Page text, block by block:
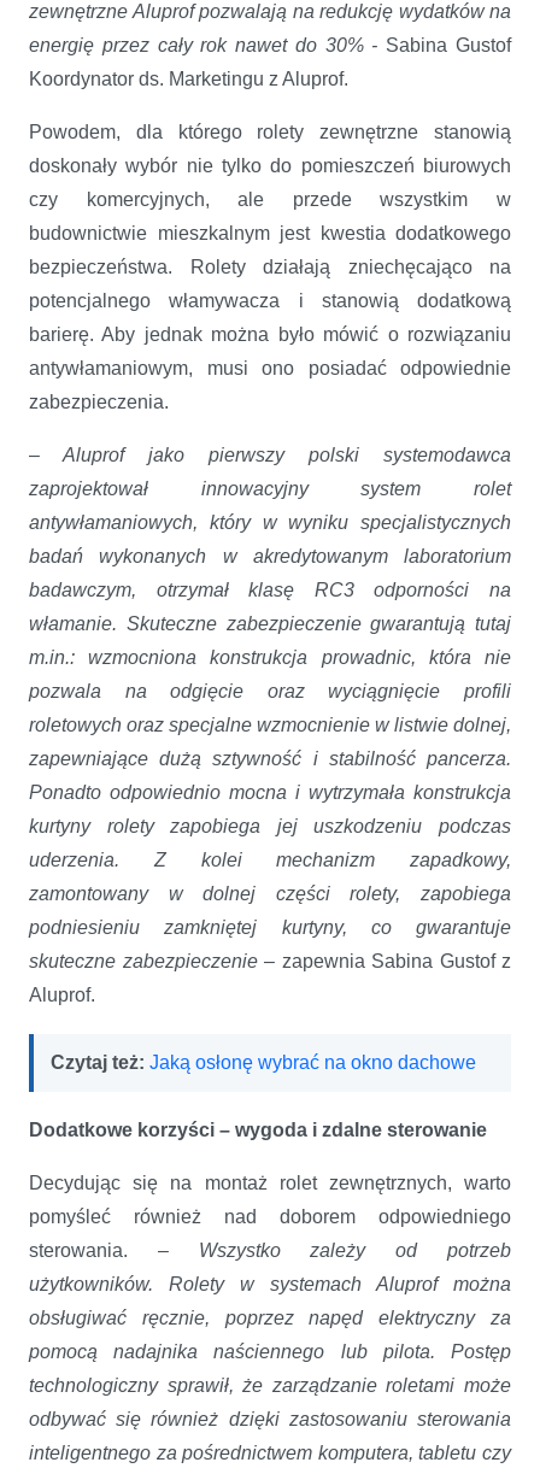
zewnętrzne Aluprof pozwalają na redukcję wydatków na
energię przez cały rok nawet do 30% - Sabina Gustof
Koordynator ds. Marketingu z Aluprof.
Powodem, dla którego rolety zewnętrzne stanowią
doskonały wybór nie tylko do pomieszczeń biurowych
czy komercyjnych, ale przede wszystkim w
budownictwie mieszkalnym jest kwestia dodatkowego
bezpieczeństwa. Rolety działają zniechęcająco na
potencjalnego włamywacza i stanowią dodatkową
barierę. Aby jednak można było mówić o rozwiązaniu
antywłamaniowym, musi ono posiadać odpowiednie
zabezpieczenia.
– Aluprof jako pierwszy polski systemodawca
zaprojektował innowacyjny system rolet
antywłamaniowych, który w wyniku specjalistycznych
badań wykonanych w akredytowanym laboratorium
badawczym, otrzymał klasę RC3 odporności na
włamanie. Skuteczne zabezpieczenie gwarantują tutaj
m.in.: wzmocniona konstrukcja prowadnic, która nie
pozwala na odgięcie oraz wyciągnięcie profili
roletowych oraz specjalne wzmocnienie w listwie dolnej,
zapewniające dużą sztywność i stabilność pancerza.
Ponadto odpowiednio mocna i wytrzymała konstrukcja
kurtyny rolety zapobiega jej uszkodzeniu podczas
uderzenia. Z kolei mechanizm zapadkowy,
zamontowany w dolnej części rolety, zapobiega
podniesieniu zamkniętej kurtyny, co gwarantuje
skuteczne zabezpieczenie – zapewnia Sabina Gustof z
Aluprof.
Czytaj też: Jaką osłonę wybrać na okno dachowe
Dodatkowe korzyści – wygoda i zdalne sterowanie
Decydując się na montaż rolet zewnętrznych, warto
pomyśleć również nad doborem odpowiedniego
sterowania. – Wszystko zależy od potrzeb
użytkowników. Rolety w systemach Aluprof można
obsługiwać ręcznie, poprzez napęd elektryczny za
pomocą nadajnika naściennego lub pilota. Postęp
technologiczny sprawił, że zarządzanie roletami może
odbywać się również dzięki zastosowaniu sterowania
inteligentnego za pośrednictwem komputera, tabletu czy